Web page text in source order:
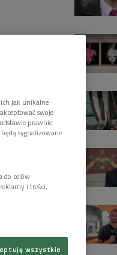
jak unikalne
swoje
prawnie
sygnalizowane
do celów
i treści,
wszystkie